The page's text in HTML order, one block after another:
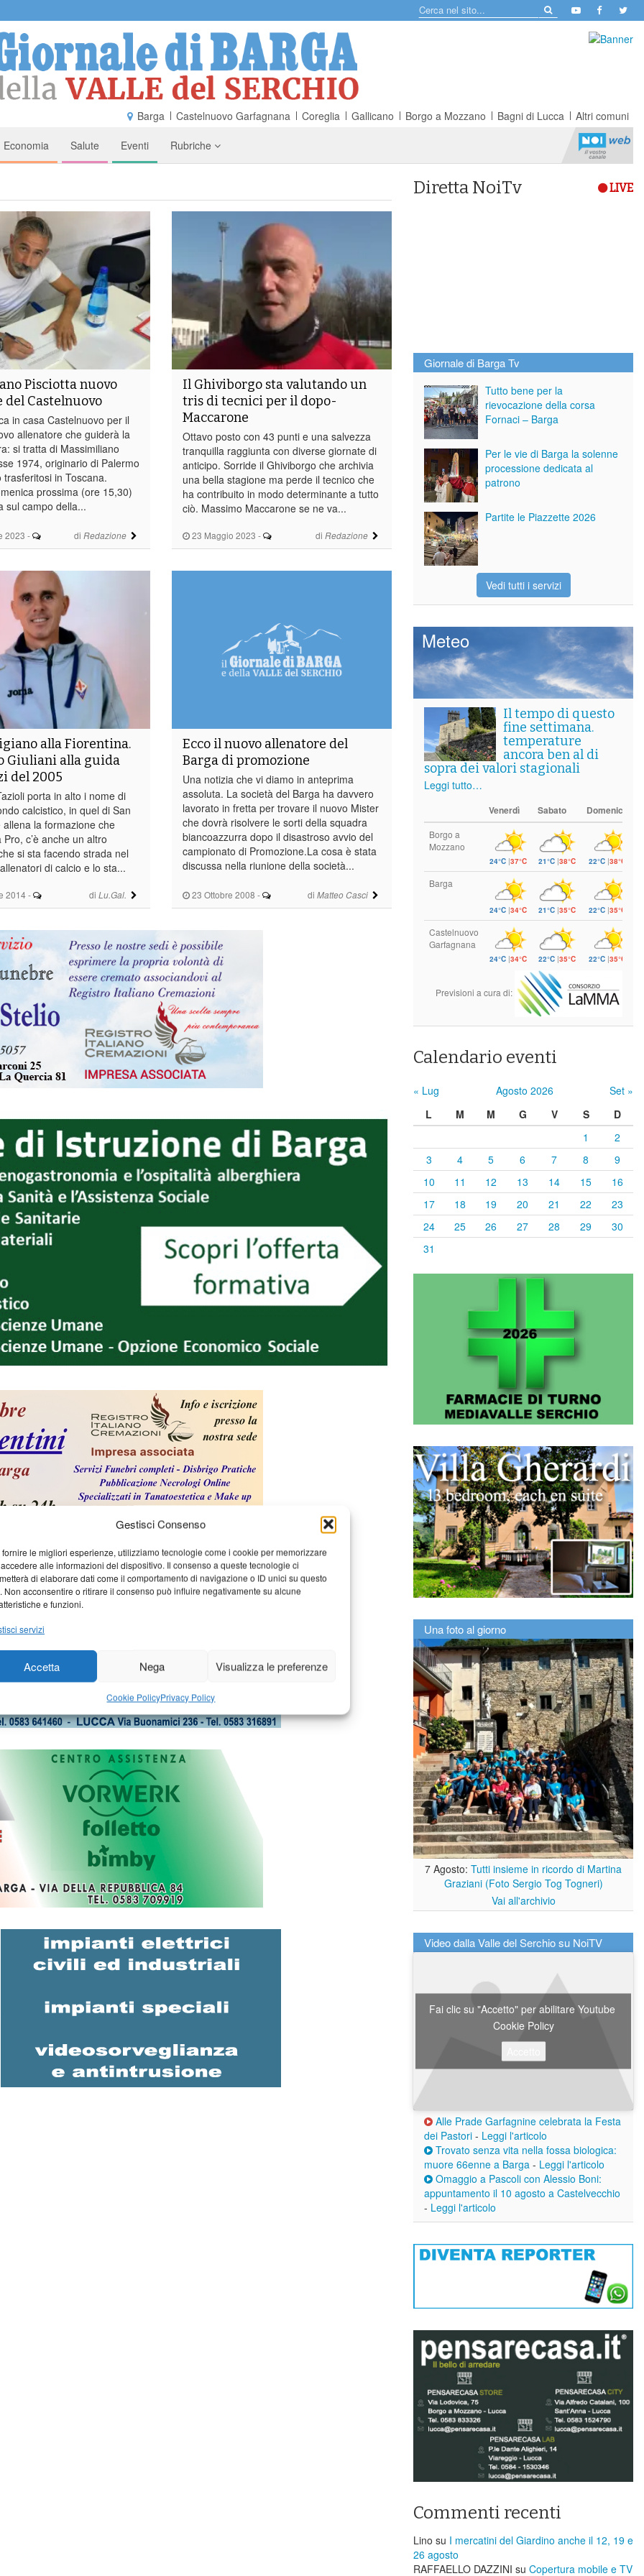
Gestisci Consenso
fornire le migliori esperienze, utilizziamo tecnologie come i cookie per memorizzare
alle informazioni del dispositivo. Il consenso a queste tecnologie ci
di elaborare dati come il comportamento di navigazione o ID unici su questo
Non acconsentire o ritirare il consenso può influire negativamente su alcune
e funzioni.
servizi
Accetta Nega Visualizza le preferenze
Cookie PolicyPrivacy Policy
Barga Castelnuovo Garfagnana Coreglia Gallicano Borgo a Mozzano Bagni di Lucca Altri comuni
Economia Salute Eventi Rubriche
2023 - di Redazione
Pisciotta nuovo
del Castelnuovo
in casa Castelnuovo per il
allenatore che guiderà la
si tratta di Massimiliano
1974, originario di Palermo
in Toscana.
prossima (ore 15,30)
sul campo della...
23 Maggio 2023 - di Redazione
Il Ghiviborgo sta valutando un
tris di tecnici per il dopo-
Maccarone
Ottavo posto con 43 punti e una salvezza
tranquilla raggiunta con diverse giornate di
anticipo. Sorride il Ghiviborgo che archivia
una bella stagione ma perde il tecnico che
ha contribuito in modo determinante a tutto
ciò. Massimo Maccarone se ne va...
2014 - di Lu.Gal.
alla Fiorentina.
Giuliani alla guida
del 2005
porta in alto i nome di
calcistico, in quel di San
la formazione che
c’è anche un altro
si sta facendo strada nel
di calcio e lo sta...
23 Ottobre 2008 - di Matteo Casci
Ecco il nuovo allenatore del
Barga di promozione
Una notizia che vi diamo in anteprima
assoluta. La società del Barga ha davvero
lavorato in fretta per trovare il nuovo Mister
che dovrà risolvere le sorti della squadra
biancoazzurra dopo il disastroso avvio del
campionato di Promozione.La cosa è stata
discussa nella riunione della società...
Diretta NoiTv LIVE
Giornale di Barga Tv
Tutto bene per la
rievocazione della corsa
Fornaci – Barga
Per le vie di Barga la solenne
processione dedicata al
patrono
Partite le Piazzette 2026
Vedi tutti i servizi
Meteo
Il tempo di questo
fine settimana.
temperature
ancora ben al di
sopra dei valori stagionali
Leggi tutto…
Venerdì Sabato Domenica
Borgo a
Mozzano
24°C |37°C 21°C |38°C 22°C |38°C
Barga
24°C |34°C 21°C |35°C 22°C |35°C
Castelnuovo
Garfagnana
24°C |34°C 22°C |35°C 22°C |35°C
Previsioni a cura di:
Calendario eventi
« Lug Agosto 2026
Set »
L
M M G V S
D
1
2
3
4 5 6 7 8
9
10
11 12 13 14 15
16
17
18 19 20 21 22
23
24
25 26 27 28 29
30
31
Una foto al giorno
7 Agosto: Tutti insieme in ricordo di Martina
Graziani (Foto Sergio Tog Togneri)
Vai all'archivio
Video dalla Valle del Serchio su NoiTV
Fai clic su "Accetto" per abilitare Youtube
Cookie Policy
Alle Prade Garfagnine celebrata la Festa
dei Pastori - Leggi l'articolo
Trovato senza vita nella fossa biologica:
muore 66enne a Barga - Leggi l'articolo
Omaggio a Pascoli con Alessio Boni:
appuntamento il 10 agosto a Castelvecchio
- Leggi l'articolo
Commenti recenti
Lino su I mercatini del Giardino anche il 12, 19 e
26 agosto
RAFFAELLO DAZZINI su ​Copertura mobile e TV